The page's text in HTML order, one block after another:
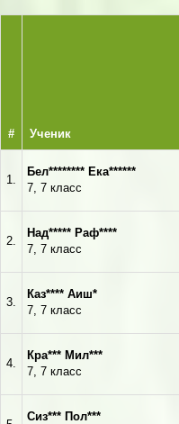
# Ученик
1.
Бел******** Ека******
7, 7 класс
2.
Над***** Раф****
7, 7 класс
3.
Каз**** Аиш*
7, 7 класс
4.
Кра*** Мил***
7, 7 класс
Сиз*** Пол***